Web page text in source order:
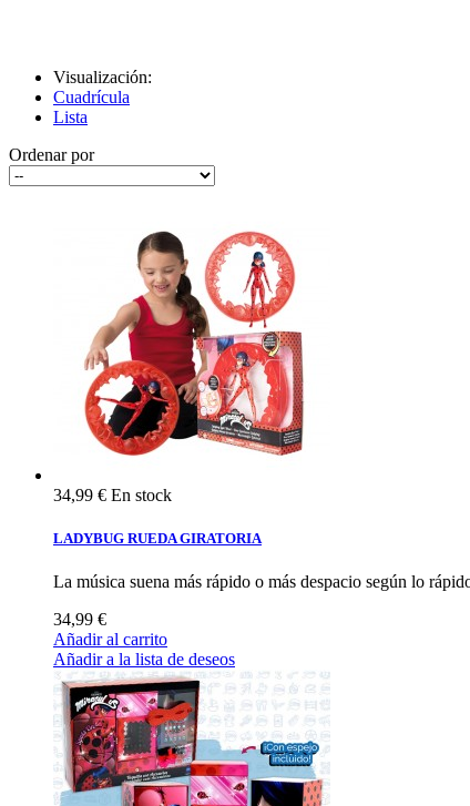
Visualización:
Cuadrícula
Lista
Ordenar por
34,99 € En stock
LADYBUG RUEDA GIRATORIA
La música suena más rápido o más despacio según lo
34,99 €
Añadir al carrito
Añadir a la lista de deseos